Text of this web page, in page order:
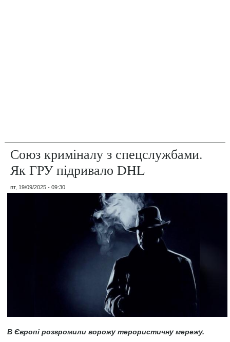
Союз криміналу з спецслужбами.
Як ГРУ підривало DHL
пт, 19/09/2025 - 09:30
В Європі розгромили ворожу терористичну мережу.